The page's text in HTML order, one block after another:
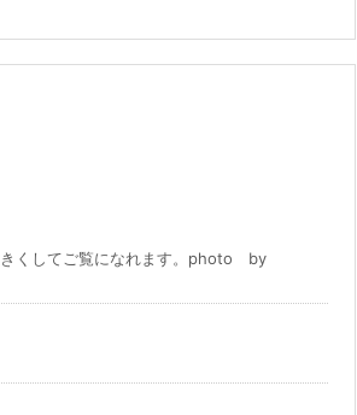
きくしてご覧になれます。photo by